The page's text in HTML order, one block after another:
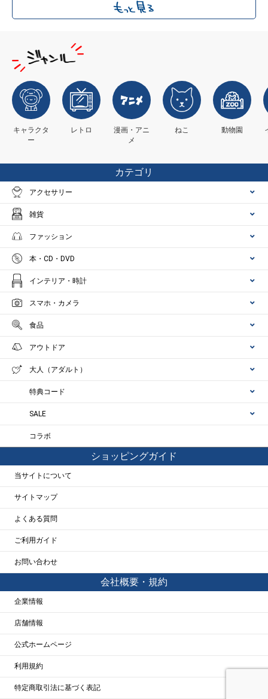
キャラクタ
ー
レトロ
漫画・アニ
メ
ねこ 動物園
カテゴリ
アクセサリー
雑貨
ファッション
本・CD・DVD
インテリア・時計
スマホ・カメラ
食品
アウトドア
大人（アダルト）
特典コード
SALE
コラボ
ショッピングガイド
当サイトについて
サイトマップ
よくある質問
ご利用ガイド
お問い合わせ
会社概要・規約
企業情報
店舗情報
公式ホームページ
利用規約
特定商取引法に基づく表記